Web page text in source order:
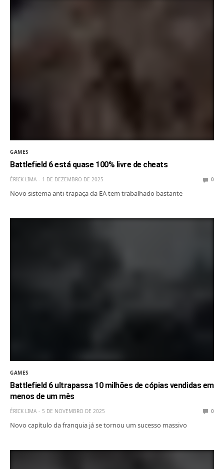
GAMES
Battlefield 6 está quase 100% livre de cheats
ÉRICK LIMA 1 DE DEZEMBRO DE 2025 0
Novo sistema anti-trapaça da EA tem trabalhado bastante
GAMES
Battlefield 6 ultrapassa 10 milhões de cópias vendidas em
menos de um mês
ÉRICK LIMA 5 DE NOVEMBRO DE 2025 0
Novo capítulo da franquia já se tornou um sucesso massivo